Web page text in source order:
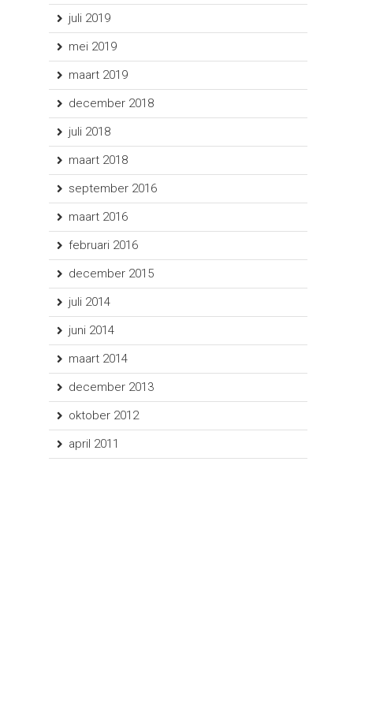
juli 2019
mei 2019
maart 2019
december 2018
juli 2018
maart 2018
september 2016
maart 2016
februari 2016
december 2015
juli 2014
juni 2014
maart 2014
december 2013
oktober 2012
april 2011